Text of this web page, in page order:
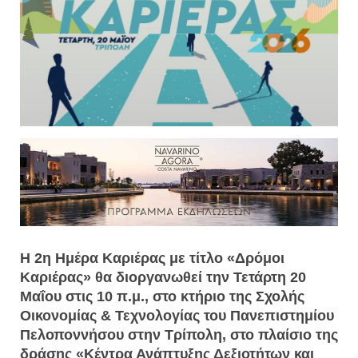
Η 2η Ημέρα Καριέρας με τίτλο «Δρόμοι
Καριέρας» θα διοργανωθεί την Τετάρτη 20
Μαΐου στις 10 π.μ., στο κτήριο της Σχολής
Οικονομίας & Τεχνολογίας του Πανεπιστημίου
Πελοποννήσου στην Τρίπολη, στο πλαίσιο της
δράσης «Κέντρα Ανάπτυξης Δεξιοτήτων και